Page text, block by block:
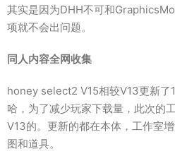
其实是因为DHH不可和
项就不会出问题。
同人内容全网收集
honey select2 V15相较V13更新了
哈，为了减少玩家下载量，此次的
V13的。更新的都在本体，工作室
图和道具。